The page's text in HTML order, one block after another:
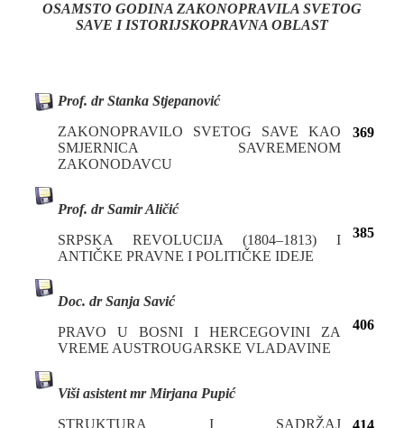
OSAMSTO GODINA ZAKONOPRAVILA SVETOG
SAVE I ISTORIJSKOPRAVNA OBLAST
Prof. dr Stanka Stjepanović
ZAKONOPRAVILO SVETOG SAVE KAO
SMJERNICA SAVREMENOM
ZAKONODAVCU
369
Prof. dr Samir Aličić
SRPSKA REVOLUCIJA (1804–1813) I
ANTIČKE PRAVNE I POLITIČKE IDEJE
385
Doc. dr Sanja Savić
PRAVO U BOSNI I HERCEGOVINI ZA
VREME AUSTROUGARSKE VLADAVINE
406
Viši asistent mr Mirjana Pupić
STRUKTURA I SADRŽAJ
414